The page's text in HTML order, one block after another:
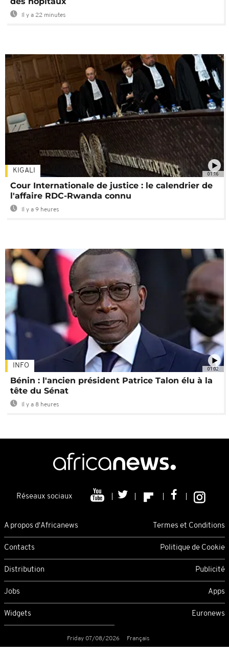
Il y a 22 minutes
01:16
KIGALI
Cour Internationale de justice : le calendrier de
l'affaire RDC-Rwanda connu
Il y a 9 heures
01:02
INFO
Bénin : l'ancien président Patrice Talon élu à la
tête du Sénat
Il y a 8 heures
Réseaux sociaux
A propos d'Africanews Termes et Conditions
Contacts Politique de Cookie
Distribution Publicité
Jobs Apps
Widgets Euronews
Friday 07/08/2026